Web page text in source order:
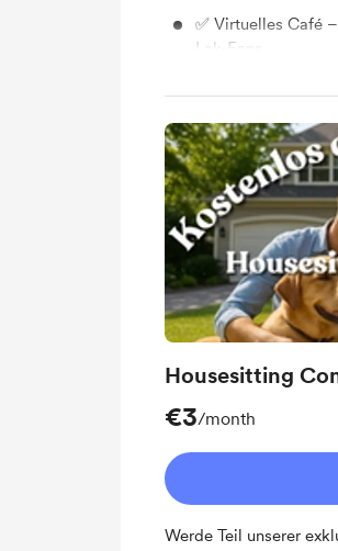
✅ Virtuelles Café
Lak-Fans
✅ Respektvolle
unfreundlichen
Housesitting
€3/month
Werde Teil unserer